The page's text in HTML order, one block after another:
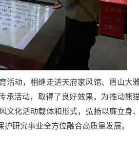
活动，相继走进天府家风馆、眉山大
承活动，取得了良好效果，为推动熊
文化活动载体和形式，弘扬以廉立身
研究事业全方位融合高质量发展。